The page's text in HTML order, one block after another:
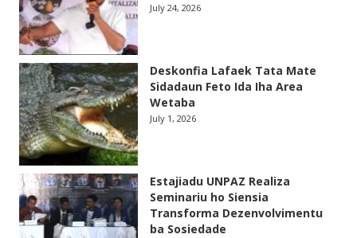
July 24, 2026
Deskonfia Lafaek Tata Mate
Sidadaun Feto Ida Iha Area
Wetaba
July 1, 2026
Estajiadu UNPAZ Realiza
Seminariu ho Siensia
Transforma Dezenvolvimentu
ba Sosiedade